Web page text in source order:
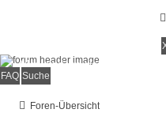
Alles rund um die Yamaha
FAQ Suche
Foren-Übersicht